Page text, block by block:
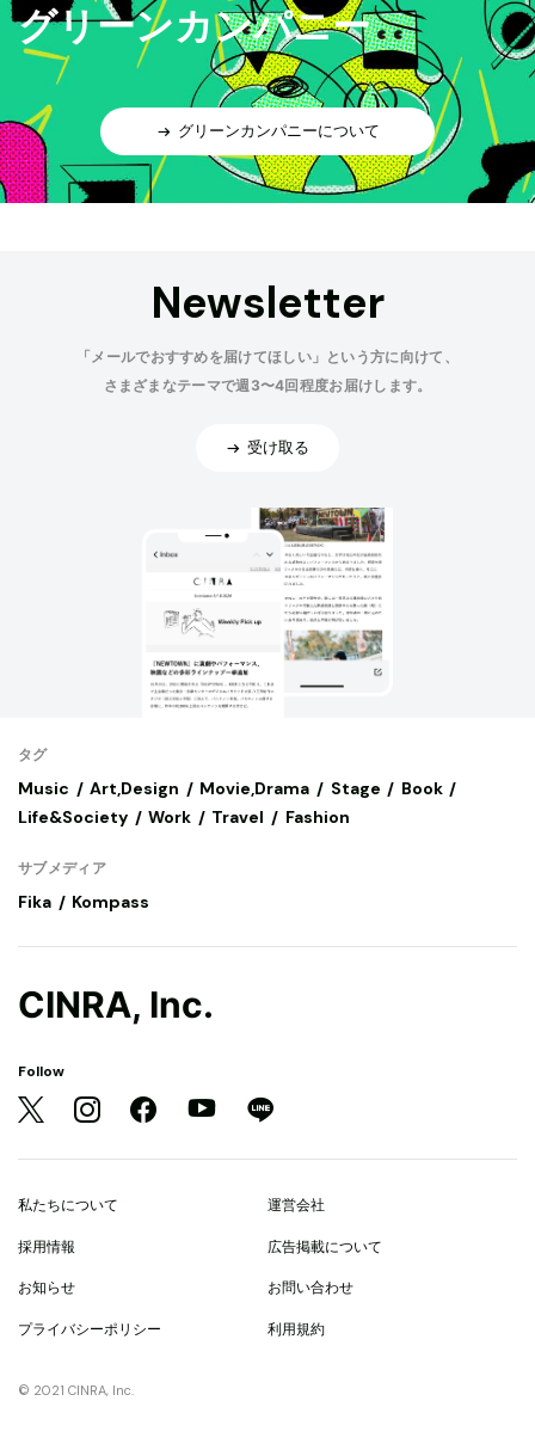
グリーンカンパニー
グリーンカンパニーについて
Newsletter
「メールでおすすめを届けてほしい」という方に向けて、
さまざまなテーマで週3〜4回程度お届けします。
受け取る
タグ
Music Art,Design Movie,Drama Stage
Book
Life&Society
Work Travel Fashion
サブメディア
Fika Kompass
CINRA, Inc.
Follow
私たちについて 運営会社
採用情報 広告掲載について
お知らせ お問い合わせ
プライバシーポリシー 利用規約
© 2021 CINRA, Inc.